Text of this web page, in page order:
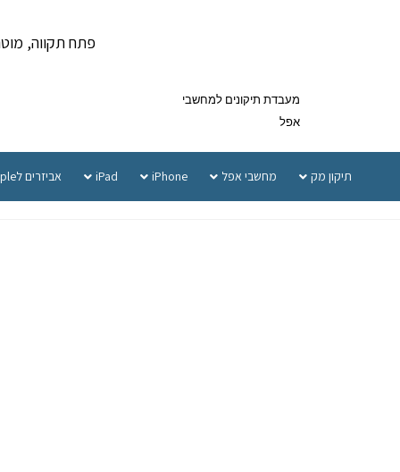
מעבדת תיקונים למחשבי
אפל
פתח תקווה, מוטה גור
תיקון מק מחשבי אפל iPhone
iPad אביזרים לApple